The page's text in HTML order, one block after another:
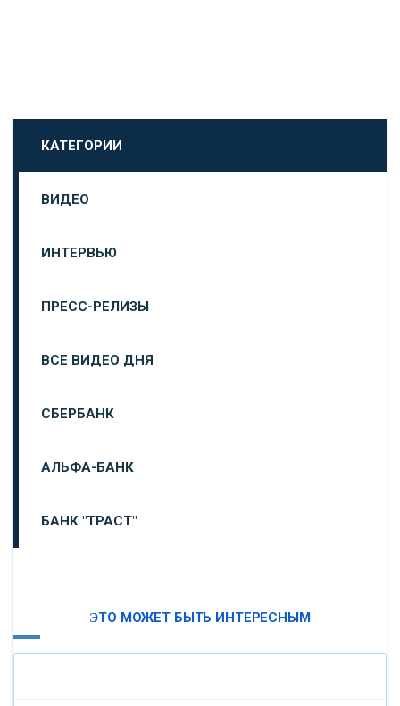
КАТЕГОРИИ
ВИДЕО
ИНТЕРВЬЮ
ПРЕСС-РЕЛИЗЫ
ВСЕ ВИДЕО ДНЯ
СБЕРБАНК
АЛЬФА-БАНК
БАНК "ТРАСТ"
ЭТО МОЖЕТ БЫТЬ ИНТЕРЕСНЫМ